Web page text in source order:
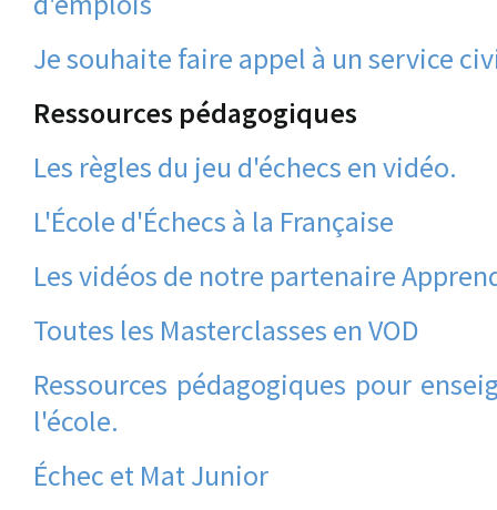
Je souhaite faire appel à un service
Ressources pédagogiques
Les règles du jeu d'échecs en vidéo.
L'École d'Échecs à la Française
Les vidéos de notre partenaire
Toutes les Masterclasses en VOD
Ressources pédagogiques pour
l'école.
Échec et Mat Junior